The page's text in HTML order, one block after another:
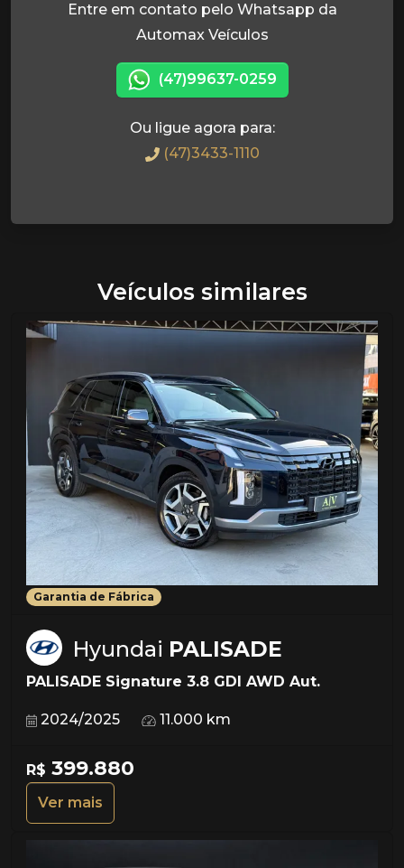
Entre em contato pelo Whatsapp da
Automax Veículos
(47)99637-0259
Ou ligue agora para:
(47)3433-1110
Veículos similares
Garantia de Fábrica
Hyundai PALISADE
PALISADE Signature 3.8 GDI AWD Aut.
2024/2025 11.000 km
R$ 399.880
Ver mais